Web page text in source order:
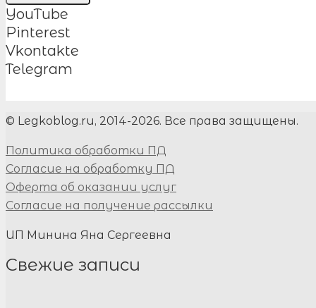
YouTube
Pinterest
Vkontakte
Telegram
© Legkoblog.ru, 2014-2026. Все права защищены.
Политика обработки ПД
Согласие на обработку ПД
Оферта об оказании услуг
Согласие на получение рассылки
ИП Минина Яна Сергеевна
Свежие записи